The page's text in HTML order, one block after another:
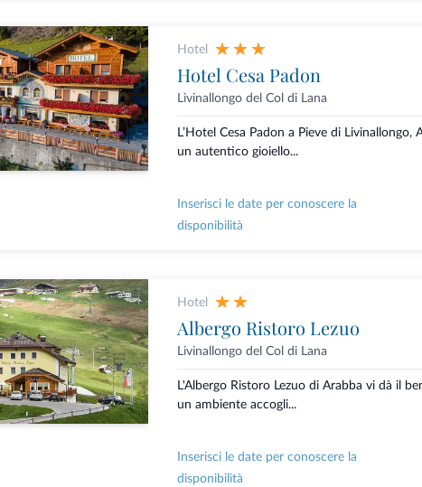
Hotel
Hotel Cesa Padon
Livinallongo del Col di Lana
L’Hotel Cesa Padon a Pieve di Livinallongo,
un autentico gioiello...
Inserisci le date per conoscere la
disponibilità
Hotel
Albergo Ristoro Lezuo
Livinallongo del Col di Lana
L'Albergo Ristoro Lezuo di Arabba vi dà il
un ambiente accogli...
Inserisci le date per conoscere la
disponibilità